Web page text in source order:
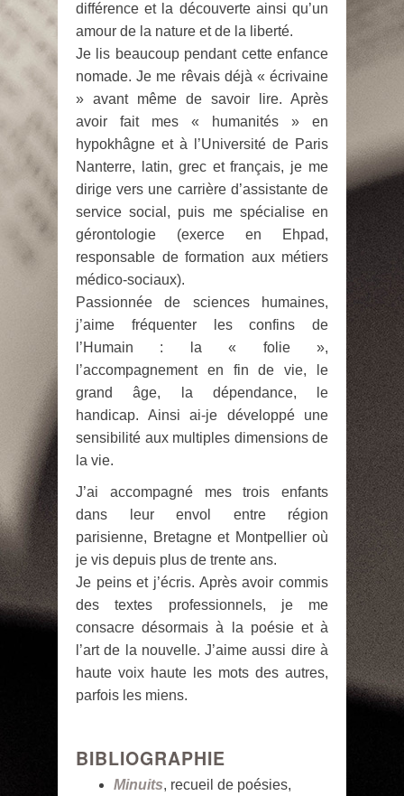
différence et la découverte ainsi qu’un
amour de la nature et de la liberté.
Je lis beaucoup pendant cette enfance
nomade. Je me rêvais déjà « écrivaine
» avant même de savoir lire. Après
avoir fait mes « humanités » en
hypokhâgne et à l’Université de Paris
Nanterre, latin, grec et français, je me
dirige vers une carrière d’assistante de
service social, puis me spécialise en
gérontologie (exerce en Ehpad,
responsable de formation aux métiers
médico-sociaux).
Passionnée de sciences humaines,
j’aime fréquenter les confins de
l’Humain : la « folie »,
l’accompagnement en fin de vie, le
grand âge, la dépendance, le
handicap. Ainsi ai-je développé une
sensibilité aux multiples dimensions de
la vie.
J’ai accompagné mes trois enfants
dans leur envol entre région
parisienne, Bretagne et Montpellier où
je vis depuis plus de trente ans.
Je peins et j’écris. Après avoir commis
des textes professionnels, je me
consacre désormais à la poésie et à
l’art de la nouvelle. J’aime aussi dire à
haute voix haute les mots des autres,
parfois les miens.
BIBLIOGRAPHIE
Minuits, recueil de poésies,